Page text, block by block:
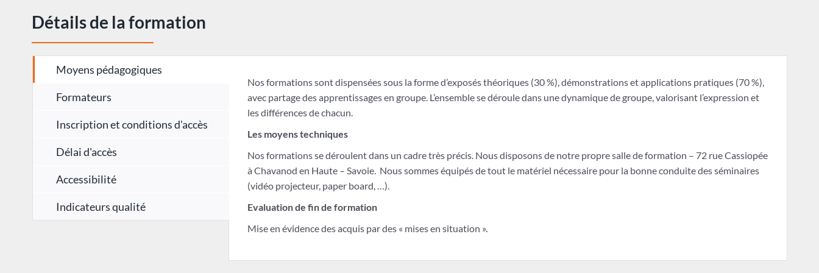
Détails de la formation
Moyens pédagogiques
Formateurs
Inscription et conditions d'accès
Délai d'accès
Accessibilité
Indicateurs qualité
Nos formations sont dispensées sous la forme d’exposés théoriques (30 %), démonstrations et applications pratiques (70 %),
avec partage des apprentissages en groupe. L’ensemble se déroule dans une dynamique de groupe, valorisant l’expression et
les différences de chacun.
Les moyens techniques
Nos formations se déroulent dans un cadre très précis. Nous disposons de notre propre salle de formation – 72 rue Cassiopée
à Chavanod en Haute – Savoie. Nous sommes équipés de tout le matériel nécessaire pour la bonne conduite des séminaires
(vidéo projecteur, paper board, …).
Evaluation de fin de formation
Mise en évidence des acquis par des « mises en situation ».